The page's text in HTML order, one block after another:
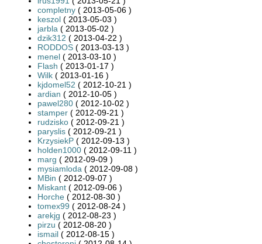
completny ( 2013-05-06 )
keszol ( 2013-05-03 )
jarbla ( 2013-05-02 )
dzik312 ( 2013-04-22 )
RODDOS ( 2013-03-13 )
menel ( 2013-03-10 )
Flash ( 2013-01-17 )
Wilk ( 2013-01-16 )
kjdomel52 ( 2012-10-21 )
ardian ( 2012-10-05 )
pawel280 ( 2012-10-02 )
stamper ( 2012-09-21 )
rudzisko ( 2012-09-21 )
paryslis ( 2012-09-21 )
KrzysiekP ( 2012-09-13 )
holden1000 ( 2012-09-11 )
marg ( 2012-09-09 )
mysiamloda ( 2012-09-08 )
MBin ( 2012-09-07 )
Miskant ( 2012-09-06 )
Horche ( 2012-08-30 )
tomex99 ( 2012-08-24 )
arekjg ( 2012-08-23 )
pirzu ( 2012-08-20 )
ismail ( 2012-08-15 )